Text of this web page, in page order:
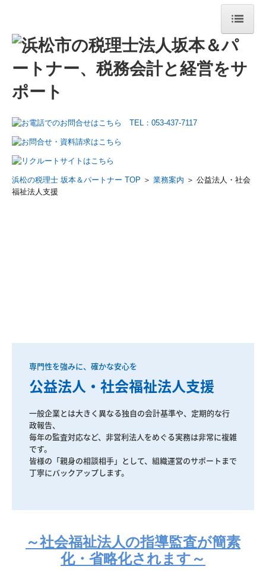
ホーム
選ばれる理由
理事長挨拶
所長挨拶
職員紹介
事業承継支援
大企業支援
企業再生支援
個人の会計と税務
医業経営支援
公益法人・社会福祉法人支援
起業家支援・開業支援
浜松の税理士 坂本＆パートナー TOP ＞ 業務案内 ＞ 公益法人・社会
福祉法人支援
一般企業とは大きく異なる独自の会計基準や、定期的な行
政報告、
毎年の監査対応など、非営利法人をめぐる実務は非常に複雑
です。
皆様の「親身の相談相手」として、組織運営のサポートまで
丁寧にバックアップします。
～社会福祉法人の指導監査が簡素
化・省略化されます～